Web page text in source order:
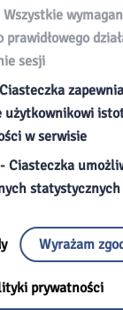
prawidłowego
sesji
użytkownikowi
w serwisie
Ciasteczka
statystycznych
Wyrażam
prywatności